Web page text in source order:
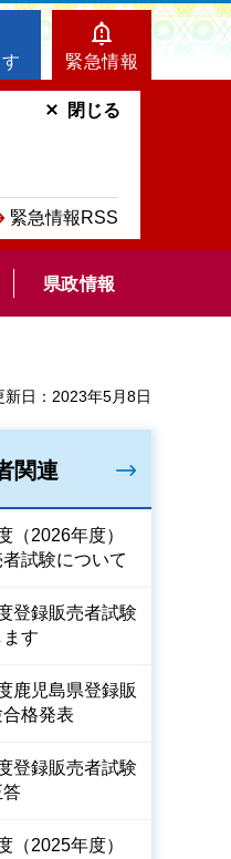
緊急情報
緊急情報RSS
閉じる
県政情報
新日：2023年5月8日
関連
（2026年度）
試験について
登録販売者試験
す
鹿児島県登録販
格発表
登録販売者試験
答
（2025年度）